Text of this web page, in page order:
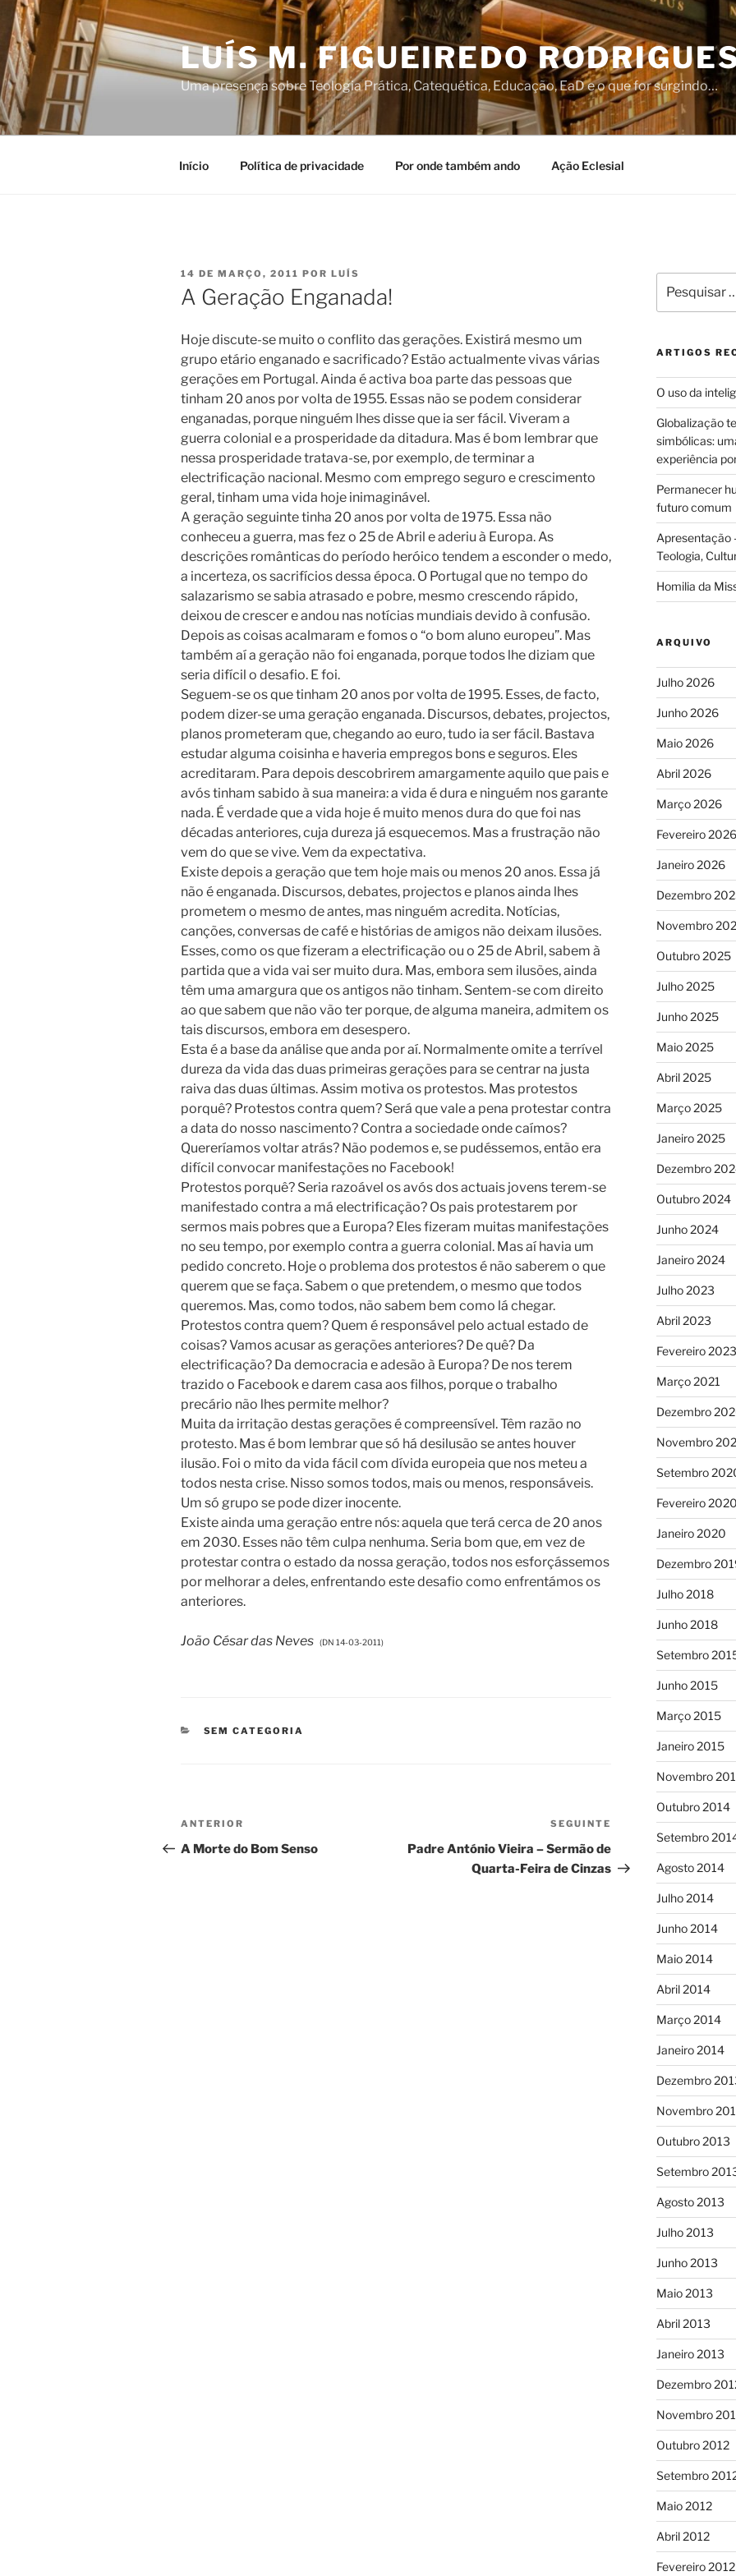
Saltar
para
conteúdo
LUÍS M. FIGUEIREDO
Uma presença sobre Teologia Prática, Catequética, Educação, EaD e o que for surgindo…
Início Política de privacidade Por onde também ando Ação Eclesial
PUBLICADO
EM
14 DE MARÇO, 2011 POR LUÍS
A Geração Enganada!
Hoje discute-se muito o conflito das gerações. Existirá mesmo um
grupo etário enganado e sacrificado? Estão actualmente vivas várias
gerações em Portugal. Ainda é activa boa parte das pessoas que
tinham 20 anos por volta de 1955. Essas não se podem considerar
enganadas, porque ninguém lhes disse que ia ser fácil. Viveram a
guerra colonial e a prosperidade da ditadura. Mas é bom lembrar que
nessa prosperidade tratava-se, por exemplo, de terminar a
electrificação nacional. Mesmo com emprego seguro e crescimento
geral, tinham uma vida hoje inimaginável.
A geração seguinte tinha 20 anos por volta de 1975. Essa não
conheceu a guerra, mas fez o 25 de Abril e aderiu à Europa. As
descrições românticas do período heróico tendem a esconder o medo,
a incerteza, os sacrifícios dessa época. O Portugal que no tempo do
salazarismo se sabia atrasado e pobre, mesmo crescendo rápido,
deixou de crescer e andou nas notícias mundiais devido à confusão.
Depois as coisas acalmaram e fomos o “o bom aluno europeu”. Mas
também aí a geração não foi enganada, porque todos lhe diziam que
seria difícil o desafio. E foi.
Seguem-se os que tinham 20 anos por volta de 1995. Esses, de facto,
podem dizer-se uma geração enganada. Discursos, debates, projectos,
planos prometeram que, chegando ao euro, tudo ia ser fácil. Bastava
estudar alguma coisinha e haveria empregos bons e seguros. Eles
acreditaram. Para depois descobrirem amargamente aquilo que pais e
avós tinham sabido à sua maneira: a vida é dura e ninguém nos garante
nada. É verdade que a vida hoje é muito menos dura do que foi nas
décadas anteriores, cuja dureza já esquecemos. Mas a frustração não
vem do que se vive. Vem da expectativa.
Existe depois a geração que tem hoje mais ou menos 20 anos. Essa já
não é enganada. Discursos, debates, projectos e planos ainda lhes
prometem o mesmo de antes, mas ninguém acredita. Notícias,
canções, conversas de café e histórias de amigos não deixam ilusões.
Esses, como os que fizeram a electrificação ou o 25 de Abril, sabem à
partida que a vida vai ser muito dura. Mas, embora sem ilusões, ainda
têm uma amargura que os antigos não tinham. Sentem-se com direito
ao que sabem que não vão ter porque, de alguma maneira, admitem os
tais discursos, embora em desespero.
Esta é a base da análise que anda por aí. Normalmente omite a terrível
dureza da vida das duas primeiras gerações para se centrar na justa
raiva das duas últimas. Assim motiva os protestos. Mas protestos
porquê? Protestos contra quem? Será que vale a pena protestar contra
a data do nosso nascimento? Contra a sociedade onde caímos?
Quereríamos voltar atrás? Não podemos e, se pudéssemos, então era
difícil convocar manifestações no Facebook!
Protestos porquê? Seria razoável os avós dos actuais jovens terem-se
manifestado contra a má electrificação? Os pais protestarem por
sermos mais pobres que a Europa? Eles fizeram muitas manifestações
no seu tempo, por exemplo contra a guerra colonial. Mas aí havia um
pedido concreto. Hoje o problema dos protestos é não saberem o que
querem que se faça. Sabem o que pretendem, o mesmo que todos
queremos. Mas, como todos, não sabem bem como lá chegar.
Protestos contra quem? Quem é responsável pelo actual estado de
coisas? Vamos acusar as gerações anteriores? De quê? Da
electrificação? Da democracia e adesão à Europa? De nos terem
trazido o Facebook e darem casa aos filhos, porque o trabalho
precário não lhes permite melhor?
Muita da irritação destas gerações é compreensível. Têm razão no
protesto. Mas é bom lembrar que só há desilusão se antes houver
ilusão. Foi o mito da vida fácil com dívida europeia que nos meteu a
todos nesta crise. Nisso somos todos, mais ou menos, responsáveis.
Um só grupo se pode dizer inocente.
Existe ainda uma geração entre nós: aquela que terá cerca de 20 anos
em 2030. Esses não têm culpa nenhuma. Seria bom que, em vez de
protestar contra o estado da nossa geração, todos nos esforçássemos
por melhorar a deles, enfrentando este desafio como enfrentámos os
anteriores.
João César das Neves (DN 14-03-2011)
CATEGORIAS
SEM CATEGORIA
Navegação
de
Conteúdo
anterior
ANTERIOR
A Morte do Bom Senso
Conteúdo
seguinte
SEGUINTE
Padre António Vieira – Sermão de
Quarta-Feira de Cinzas
por:
ARTIGOS
O uso da
Globalização
simbólicas:
experiência
Permanecer
futuro comum
Apresentação
Teologia,
Homilia da
ARQUIVO
Julho 2026
Junho 2026
Maio 2026
Abril 2026
Março 2026
Fevereiro 2026
Janeiro 2026
Dezembro
Novembro
Outubro 2025
Julho 2025
Junho 2025
Maio 2025
Abril 2025
Março 2025
Janeiro 2025
Dezembro
Outubro 2024
Junho 2024
Janeiro 2024
Julho 2023
Abril 2023
Fevereiro 2023
Março 2021
Dezembro
Novembro
Setembro
Fevereiro 2020
Janeiro 2020
Dezembro
Julho 2018
Junho 2018
Setembro
Junho 2015
Março 2015
Janeiro 2015
Novembro
Outubro 2014
Setembro
Agosto 2014
Julho 2014
Junho 2014
Maio 2014
Abril 2014
Março 2014
Janeiro 2014
Dezembro
Novembro
Outubro 2013
Setembro
Agosto 2013
Julho 2013
Junho 2013
Maio 2013
Abril 2013
Janeiro 2013
Dezembro
Novembro
Outubro 2012
Setembro
Maio 2012
Abril 2012
Fevereiro 2012